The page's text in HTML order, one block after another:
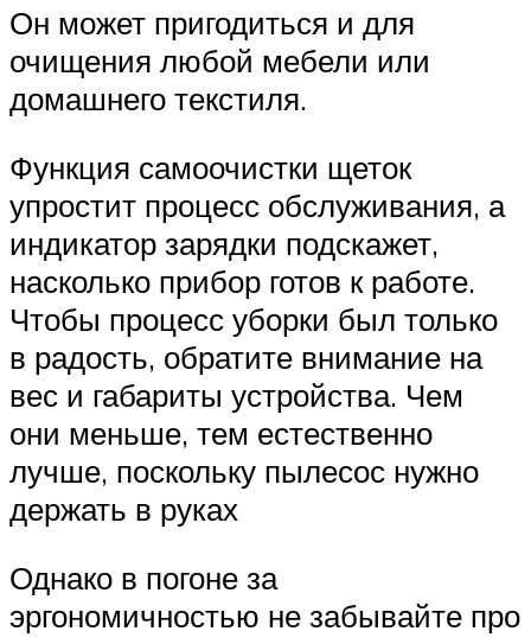
Он может пригодиться и для
очищения любой мебели или
домашнего текстиля.
Функция самоочистки щеток
упростит процесс обслуживания, а
индикатор зарядки подскажет,
насколько прибор готов к работе.
Чтобы процесс уборки был только
в радость, обратите внимание на
вес и габариты устройства. Чем
они меньше, тем естественно
лучше, поскольку пылесос нужно
держать в руках
Однако в погоне за
эргономичностью не забывайте про